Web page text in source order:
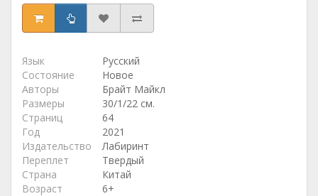
Язык
Русский
Состояние
Новое
Авторы
Брайт Майкл
Размеры
30/1/22 см.
Страниц
64
Год
2021
Издательство
Лабиринт
Переплет
Твердый
Страна
Китай
Возраст
6+